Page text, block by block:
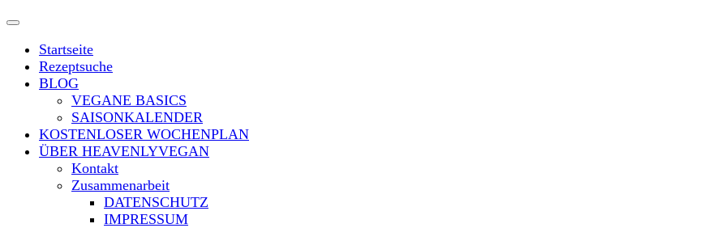
Startseite
Rezeptsuche
BLOG
VEGANE BASICS
SAISONKALENDER
KOSTENLOSER WOCHENPLAN
ÜBER HEAVENLYVEGAN
Kontakt
Zusammenarbeit
DATENSCHUTZ
IMPRESSUM